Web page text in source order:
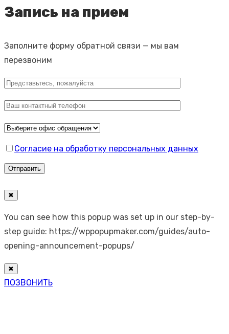
Запись на прием
Заполните форму обратной связи — мы вам
перезвоним
Согласие на обработку персональных данных
✖
You can see how this popup was set up in our step-by-
step guide: https://wppopupmaker.com/guides/auto-
opening-announcement-popups/
✖
ПОЗВОНИТЬ